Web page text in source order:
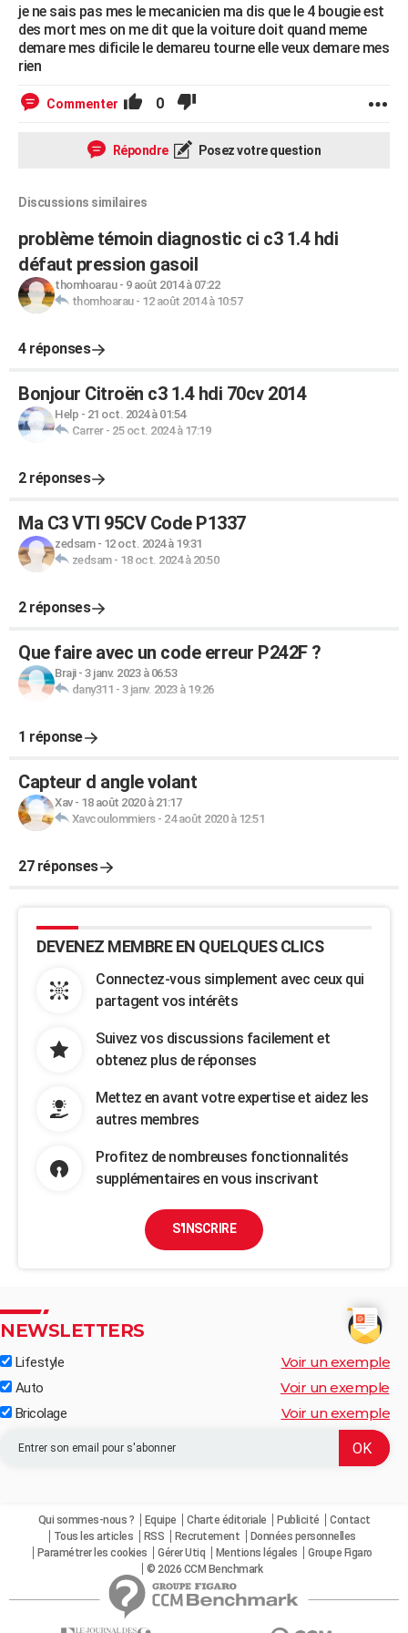
je ne sais pas mes le mecanicien ma dis que le 4 bougie est
des mort mes on me dit que la voiture doit quand meme
demare mes dificile le demareu tourne elle veux demare mes
rien
Commenter 0
Répondre Posez votre question
Discussions similaires
problème témoin diagnostic ci c3 1.4 hdi
défaut pression gasoil
thomhoarau- 9 août 2014 à 07:22
thomhoarau- 12 août 2014 à 10:57
4 réponses
Bonjour Citroën c3 1.4 hdi 70cv 2014
Help - 21 oct. 2024 à 01:54
Carrer- 25 oct. 2024 à 17:19
2 réponses
Ma C3 VTI 95CV Code P1337
zedsam- 12 oct. 2024 à 19:31
zedsam- 18 oct. 2024 à 20:50
2 réponses
Que faire avec un code erreur P242F ?
Braji- 3 janv. 2023 à 06:53
dany311 - 3 janv. 2023 à 19:26
1 réponse
Capteur d angle volant
Xav- 18 août 2020 à 21:17
Xavcoulommiers- 24 août 2020 à 12:51
27 réponses
DEVENEZ MEMBRE EN QUELQUES CLICS
Connectez-vous simplement avec ceux qui
partagent vos intérêts
Suivez vos discussions facilement et
obtenez plus de réponses
Mettez en avant votre expertise et aidez les
autres membres
Profitez de nombreuses fonctionnalités
supplémentaires en vous inscrivant
S'INSCRIRE
NEWSLETTERS
Lifestyle Voir un exemple
Auto Voir un exemple
Bricolage Voir un exemple
Qui sommes-nous ? Equipe Charte éditoriale Publicité
Contact
Tous les articles
RSS Recrutement
Données personnelles
Paramétrer les cookies
Gérer Utiq Mentions légales
Groupe Figaro
© 2026 CCM Benchmark